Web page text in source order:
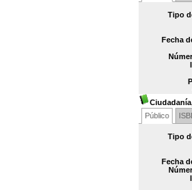
Tipo
Fecha
Público
Tipo
Fecha